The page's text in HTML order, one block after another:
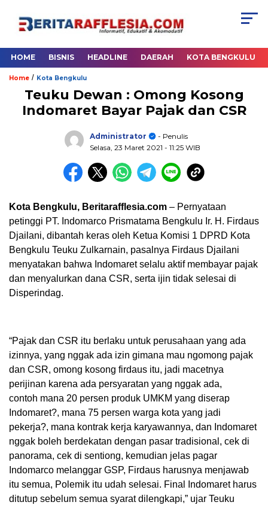
HOME BISNIS HEADLINE DAERAH KOTA BENGKULU
Home / Kota Bengkulu
Teuku Dewan : Omong Kosong
Indomaret Bayar Pajak dan CSR
Administrator
- Penulis
Selasa, 23 Maret 2021 - 11:25 WIB
Kota Bengkulu, Beritarafflesia.com – Pernyataan
petinggi PT. Indomarco Prismatama Bengkulu Ir. H. Firdaus
Djailani, dibantah keras oleh Ketua Komisi 1 DPRD Kota
Bengkulu Teuku Zulkarnain, pasalnya Firdaus Djailani
menyatakan bahwa Indomaret selalu aktif membayar pajak
dan menyalurkan dana CSR, serta ijin tidak selesai di
Disperindag.
“Pajak dan CSR itu berlaku untuk perusahaan yang ada
izinnya, yang nggak ada izin gimana mau ngomong pajak
dan CSR, omong kosong firdaus itu, jadi macetnya
perijinan karena ada persyaratan yang nggak ada,
contoh mana 20 persen produk UMKM yang diserap
Indomaret?, mana 75 persen warga kota yang jadi
pekerja?, mana kontrak kerja karyawannya, dan Indomaret
nggak boleh berdekatan dengan pasar tradisional, cek di
panorama, cek di sentiong, kemudian jelas pagar
Indomarco melanggar GSP, Firdaus harusnya menjawab
itu semua, Polemik itu udah selesai. Final Indomaret harus
ditutup sebelum semua syarat dilengkapi,” ujar Teuku